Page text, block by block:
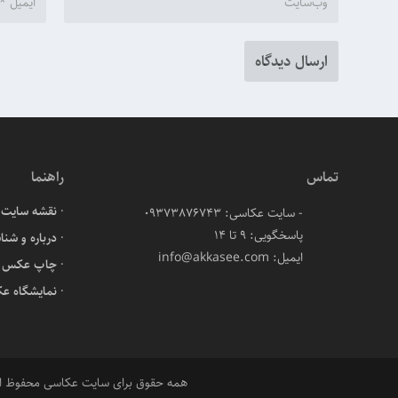
تماس
- سایت عکاسی: 09373876743
پاسخگویی: ۹ تا ۱۴
ایمیل: info@akkasee.com
راهنما
نقشه سایت
درباره و
چاپ عکس
نمایشگاه
همه حقوق برای سایت عکاسی